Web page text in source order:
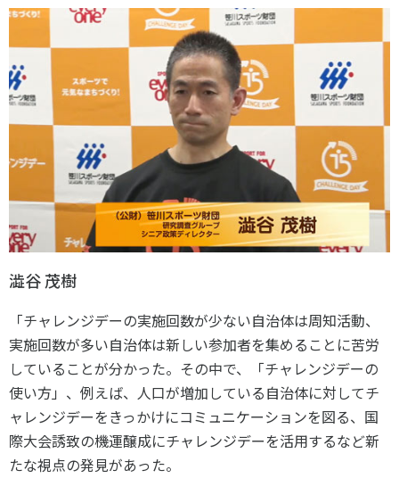
澁谷 茂樹
「チャレンジデーの実施回数が少ない自治体は周知活動、
実施回数が多い自治体は新しい参加者を集めることに苦労
していることが分かった。その中で、「チャレンジデーの
使い方」、例えば、人口が増加している自治体に対してチ
ャレンジデーをきっかけにコミュニケーションを図る、国
際大会誘致の機運醸成にチャレンジデーを活用するなど新
たな視点の発見があった。